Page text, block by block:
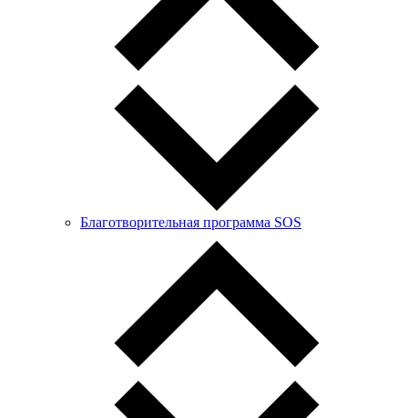
Благотворительная программа SOS